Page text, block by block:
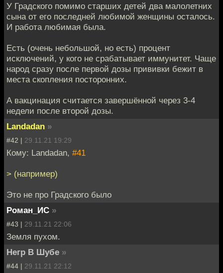
У Градского помимо старших детей два малолетних
сына от его последней любимой женщины осталось.
И работа любимая была.
Есть (очень небольшой, но есть) процент
исключений, у кого не срабатывает иммунитет. Чаще
народ сразу после первой дозы прививки бежит в
места скопления посторонних.
А вакцинация считается завершённой через 3-4
недели после второй дозы.
Landadan »
#42 | 29.11.21 19:29
Кому: Landadan, #41
> (например)
Это не про Градского было
Роман_ИС »
#43 | 29.11.21 22:06
Земля пухом.
Негр В Шубе »
#44 | 29.11.21 22:12